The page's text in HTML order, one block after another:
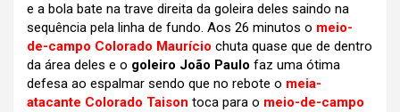
e a bola bate na trave direita da goleira deles saindo na
sequência pela linha de fundo. Aos 26 minutos o meio-
de-campo Colorado Maurício chuta quase que de dentro
da área deles e o goleiro João Paulo faz uma ótima
defesa ao espalmar sendo que no rebote o meia-
atacante Colorado Taison toca para o meio-de-campo